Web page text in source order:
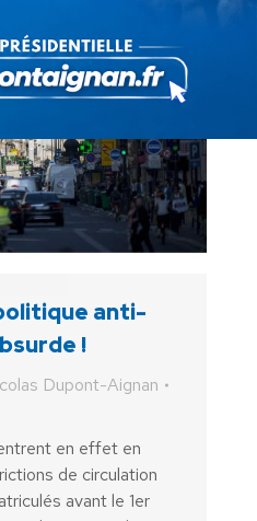
anti-
!
Dupont-Aignan
en effet en
de circulation
avant le 1er